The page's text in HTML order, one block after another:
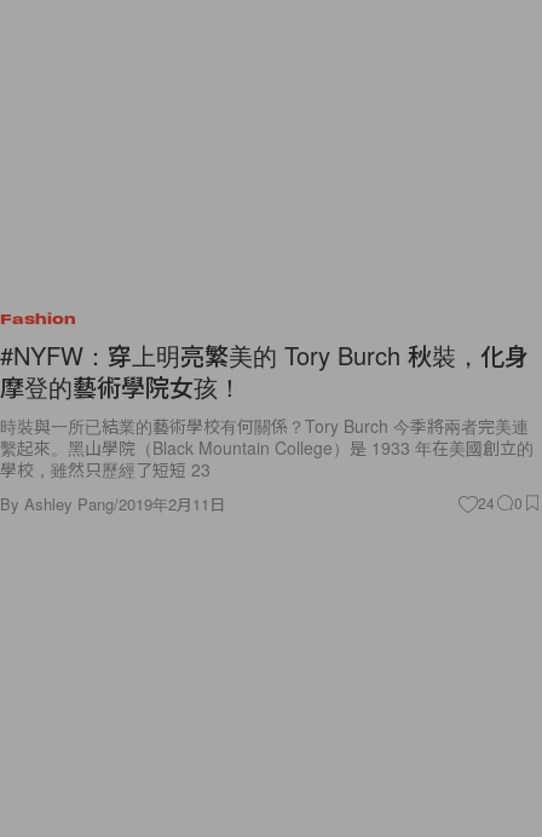
Fashion
#NYFW：穿上明亮繁美的 Tory Burch 秋裝，化身
摩登的藝術學院女孩！
時裝與一所已結業的藝術學校有何關係？Tory Burch 今季將兩者完美連
繫起來。黑山學院（Black Mountain College）是 1933 年在美國創立的
學校，雖然只歷經了短短 23
By Ashley Pang/2019年2月11日 24 0